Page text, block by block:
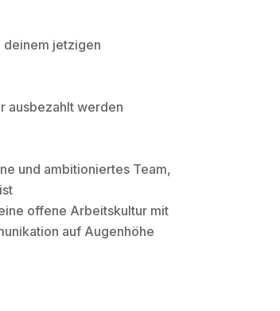
deinem jetzigen
ausbezahlt werden
und ambitioniertes Team,
offene Arbeitskultur mit
auf Augenhöhe